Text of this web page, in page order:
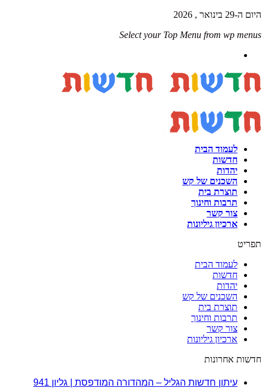
היום ה-29 בינואר , 2026
Select your Top Menu from wp menus
לעמוד הבית
חדשות
יהדות
השכנים של קש
תוצרת בית
תרבות וחינוך
צור קשר
ארכיון גיליונות
תפריט
לעמוד הבית
חדשות
יהדות
השכנים של קש
תוצרת בית
תרבות וחינוך
צור קשר
ארכיון גיליונות
חדשות אחרונות
עיתון חדשות הגליל – המהדורה המודפסת | גליון 941